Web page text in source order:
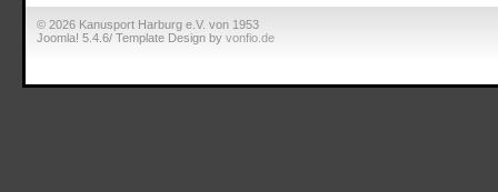
© 2026 Kanusport Harburg e.V. von 1953
Joomla! 5.4.6/ Template Design by vonfio.de